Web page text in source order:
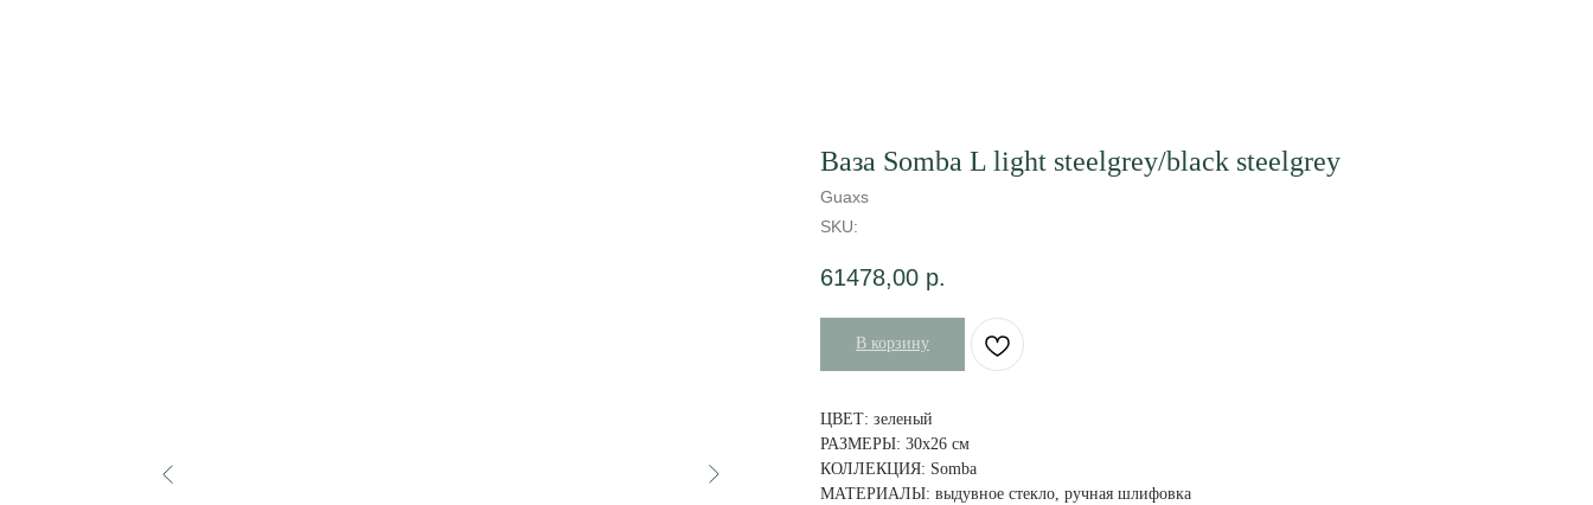
Ваза Somba L light steelgrey/black steelgrey
Guaxs
SKU:
61478,00 р.
В корзину
ЦВЕТ: зеленый
РАЗМЕРЫ: 30x26 см
КОЛЛЕКЦИЯ: Somba
МАТЕРИАЛЫ: выдувное стекло, ручная шлифовка